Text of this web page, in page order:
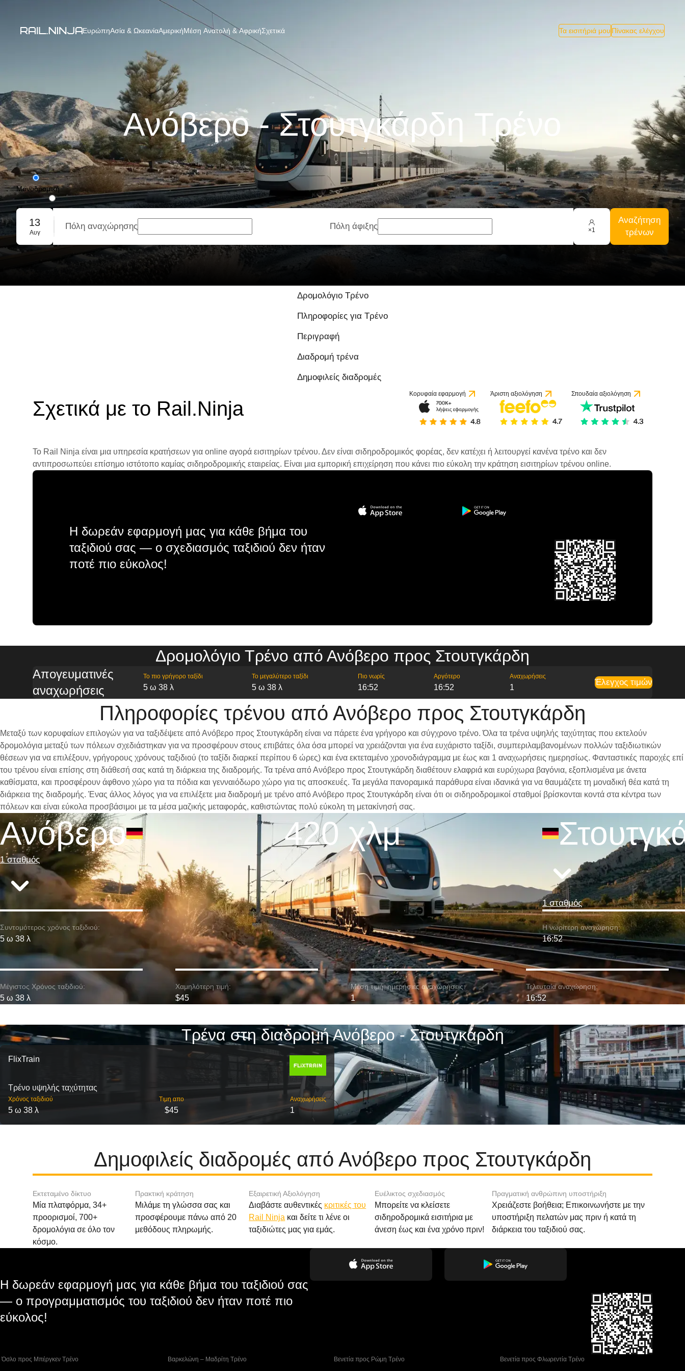
ΕυρώπηΑσία & ΩκεανίαΑμερικήΜέση Ανατολή & ΑφρικήΣχετικά Τα εισιτήριά μου Πίνακας ελέγχου
Ανόβερο - Στουτγκάρδη Tρένο
Μονοδρομική
Με επιστροφή
Ομαδική κράτηση
13
Αυγ
Πόλη αναχώρησης Πόλη άφιξης ×1
Αναζήτηση
τρένων
Δρομολόγιο Τρένο
Πληροφορίες για Τρένο
Περιγραφή
Διαδρομή τρένα
Δημοφιλείς διαδρομές
Σχετικά με το Rail.Ninja
Κορυφαία εφαρμογή Άριστη αξιολόγηση Σπουδαία αξιολόγηση
Το Rail Ninja είναι μια υπηρεσία κρατήσεων για online αγορά εισιτηρίων τρένου. Δεν είναι σιδηροδρομικός φορέας, δεν κατέχει ή λειτουργεί κανένα τρένο και δεν
αντιπροσωπεύει επίσημο ιστότοπο καμίας σιδηροδρομικής εταιρείας. Είναι μια εμπορική επιχείρηση που κάνει πιο εύκολη την κράτηση εισιτηρίων τρένου online.
Η δωρεάν εφαρμογή μας για κάθε βήμα του
ταξιδιού σας — ο σχεδιασμός ταξιδιού δεν ήταν
ποτέ πιο εύκολος!
Δρομολόγιο Τρένο από Ανόβερο προς Στουτγκάρδη
Απογευματινές
αναχωρήσεις
Το πιο γρήγορο ταξίδι
5 ω 38 λ
Το μεγαλύτερο ταξίδι
5 ω 38 λ
Πιο νωρίς
16:52
Αργότερο
16:52
Αναχωρήσεις
1
Έλεγχος τιμών
Πληροφορίες τρένου από Ανόβερο προς Στουτγκάρδη
Μεταξύ των κορυφαίων επιλογών για να ταξιδέψετε από Ανόβερο προς Στουτγκάρδη είναι να πάρετε ένα γρήγορο και σύγχρονο τρένο. Όλα τα τρένα υψηλής ταχύτητας που εκτελούν
δρομολόγια μεταξύ των πόλεων σχεδιάστηκαν για να προσφέρουν στους επιβάτες όλα όσα μπορεί να χρειάζονται για ένα ευχάριστο ταξίδι, συμπεριλαμβανομένων πολλών ταξιδιωτικών
θέσεων για να επιλέξουν, γρήγορους χρόνους ταξιδιού (το ταξίδι διαρκεί περίπου 6 ώρες) και ένα εκτεταμένο χρονοδιάγραμμα με έως και 1 αναχωρήσεις ημερησίως. Φανταστικές παροχές επί
του τρένου είναι επίσης στη διάθεσή σας κατά τη διάρκεια της διαδρομής. Τα τρένα από Ανόβερο προς Στουτγκάρδη διαθέτουν ελαφριά και ευρύχωρα βαγόνια, εξοπλισμένα με άνετα
καθίσματα, και προσφέρουν άφθονο χώρο για τα πόδια και γενναιόδωρο χώρο για τις αποσκευές. Τα μεγάλα πανοραμικά παράθυρα είναι ιδανικά για να θαυμάζετε τη μοναδική θέα κατά τη
διάρκεια της διαδρομής. Ένας άλλος λόγος για να επιλέξετε μια διαδρομή με τρένο από Ανόβερο προς Στουτγκάρδη είναι ότι οι σιδηροδρομικοί σταθμοί βρίσκονται κοντά στα κέντρα των
πόλεων και είναι εύκολα προσβάσιμοι με τα μέσα μαζικής μεταφοράς, καθιστώντας πολύ εύκολη τη μετακίνησή σας.
Ανόβερο
1 σταθμός
420 χλμ
1 σταθμός
Συντομότερος χρόνος ταξιδιού:
5 ω 38 λ
Η νωρίτερη αναχώρηση:
16:52
Μέγιστος Χρόνος ταξιδιού:
5 ω 38 λ
Χαμηλότερη τιμή:
$45
Μέση τιμή. ημερήσιες αναχωρήσεις:
1
Τελευταία αναχώρηση:
16:52
Τρένα στη διαδρομή Ανόβερο - Στουτγκάρδη
FlixTrain
Τρένο υψηλής ταχύτητας
Χρόνος ταξιδιού
5 ω 38 λ
Τιμη απο
$45
Αναχωρήσεις
1
Δημοφιλείς διαδρομές από Ανόβερο προς Στουτγκάρδη
9 / 10 με βάση 1 αξιολογήσεις
Εκτεταμένο δίκτυο
Μία πλατφόρμα, 34+
προορισμοί, 700+
δρομολόγια σε όλο τον
κόσμο.
Πρακτική κράτηση
Μιλάμε τη γλώσσα σας και
προσφέρουμε πάνω από 20
μεθόδους πληρωμής.
Εξαιρετική Αξιολόγηση
Διαβάστε αυθεντικές κριτικές του
Rail Ninja και δείτε τι λένε οι
ταξιδιώτες μας για εμάς.
Ευέλικτος σχεδιασμός
Μπορείτε να κλείσετε
σιδηροδρομικά εισιτήρια με
άνεση έως και ένα χρόνο πριν!
Πραγματική ανθρώπινη υποστήριξη
Χρειάζεστε βοήθεια; Επικοινωνήστε με την
υποστήριξη πελατών μας πριν ή κατά τη
διάρκεια του ταξιδιού σας.
Η δωρεάν εφαρμογή μας για κάθε βήμα του ταξιδιού σας
— ο προγραμματισμός του ταξιδιού δεν ήταν ποτέ πιο
εύκολος!
Όσλο προς Μπέργκεν Tρένο Βαρκελώνη – Μαδρίτη Tρένο Βενετία προς Ρώμη Τρένο Βενετία προς Φλωρεντία Τρένο